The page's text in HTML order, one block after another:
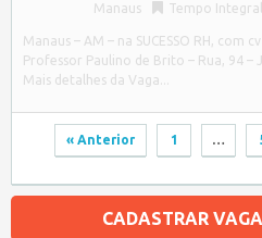
Manaus Tempo Integral
Manaus – AM – na SUCESSO RH, com
Professor Paulino de Brito – Rua, 94 –
Mais detalhes da Vaga...
« Anterior 1 …
CADASTRAR